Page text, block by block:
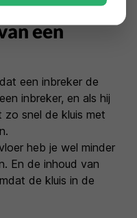
een
een inbreker de
inbreker, en als hij
snel de kluis met
heb je wel minder
En de inhoud van
de kluis in de